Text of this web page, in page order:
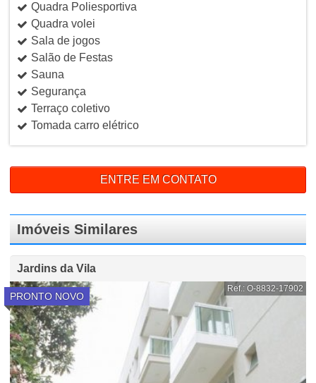
Quadra Poliesportiva
Quadra volei
Sala de jogos
Salão de Festas
Sauna
Segurança
Terraço coletivo
Tomada carro elétrico
ENTRE EM CONTATO
Imóveis Similares
Jardins da Vila
PRONTO NOVO
Ref.: O-8832-17902